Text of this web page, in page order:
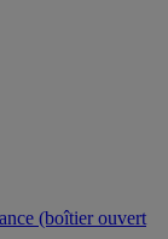
(boîtier ouvert